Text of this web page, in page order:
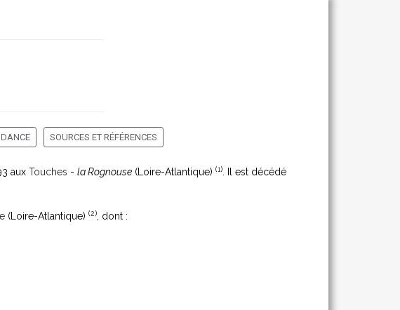
SOURCES ET RÉFÉRENCES
aux Touches - la Rognouse (Loire-Atlantique) (1)
. Il est décédé
(Loire-Atlantique) (2)
, dont :